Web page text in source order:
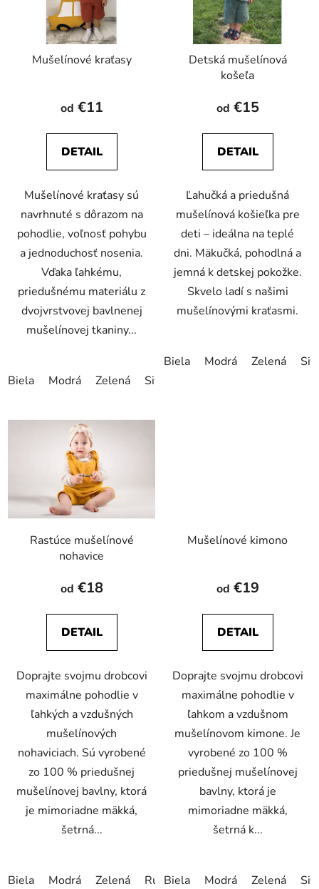
Mušelínové kraťasy
od €11
DETAIL
Mušelínové kraťasy sú
navrhnuté s dôrazom na
pohodlie, voľnosť pohybu
a jednoduchosť nosenia.
Vďaka ľahkému,
priedušnému materiálu z
dvojvrstvovej bavlnenej
mušelínovej tkaniny...
Biela Modrá Zelená Sivá
Detská mušelínová
košeľa
od €15
DETAIL
Ľahučká a priedušná
mušelínová košieľka pre
deti – ideálna na teplé
dni. Mäkučká, pohodlná a
jemná k detskej pokožke.
Skvelo ladí s našimi
mušelínovými kraťasmi.
Biela Modrá Zelená
Rastúce mušelínové
nohavice
od €18
DETAIL
Doprajte svojmu drobcovi
maximálne pohodlie v
ľahkých a vzdušných
mušelínových
nohaviciach. Sú vyrobené
zo 100 % priedušnej
mušelínovej bavlny, ktorá
je mimoriadne mäkká,
šetrná...
Biela Modrá Zelená Ružová Sivá Hnedá
Mušelínové kimono
od €19
DETAIL
Doprajte svojmu drobcovi
maximálne pohodlie v
ľahkom a vzdušnom
mušelínovom kimone. Je
vyrobené zo 100 %
priedušnej mušelínovej
bavlny, ktorá je
mimoriadne mäkká,
šetrná k...
Biela Modrá Zelená